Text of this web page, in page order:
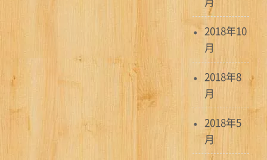
2018年10
月
2018年8
月
2018年5
月